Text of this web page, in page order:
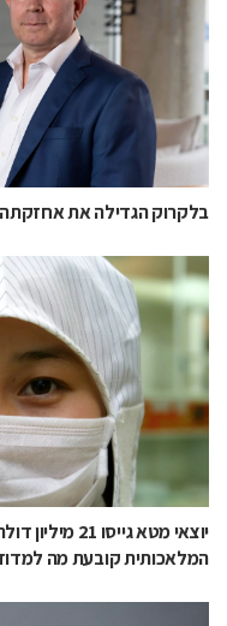
בלקרוק הגדילה את אחזקתה
יוצאי מטא
המלאכותית קובעת מה